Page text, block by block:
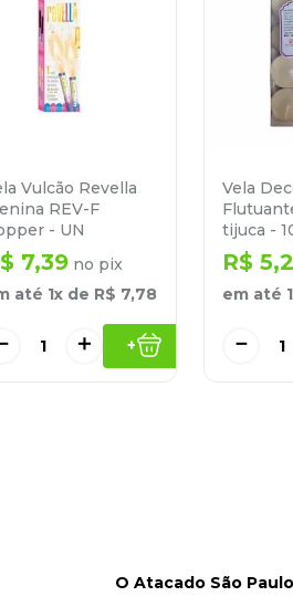
Vulcão Revella
REV-F
- UN
7,39 no pix
até 1x de R$ 7,78
＋ +
Vela
tijuca -
R$ 5,
em até 1
－
O Atacado São Paulo